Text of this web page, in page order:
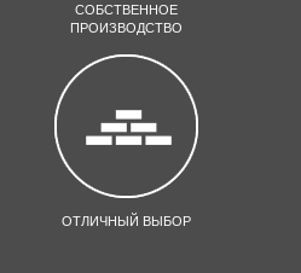
СОБСТВЕННОЕ
ПРОИЗВОДСТВО
ОТЛИЧНЫЙ ВЫБОР